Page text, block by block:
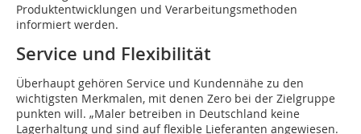
Produktentwicklungen und Verarbeitungsmethoden
informiert werden.
Service und Flexibilität
Überhaupt gehören Service und Kundennähe zu den
wichtigsten Merkmalen, mit denen Zero bei der Zielgruppe
punkten will. „Maler betreiben in Deutschland keine
Lagerhaltung und sind auf flexible Lieferanten angewiesen.